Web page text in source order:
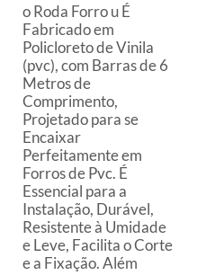
o Roda Forro u É
Fabricado em
Policloreto de Vinila
(pvc), com Barras de 6
Metros de
Comprimento,
Projetado para se
Encaixar
Perfeitamente em
Forros de Pvc. É
Essencial para a
Instalação, Durável,
Resistente à Umidade
e Leve, Facilita o Corte
e a Fixação. Além